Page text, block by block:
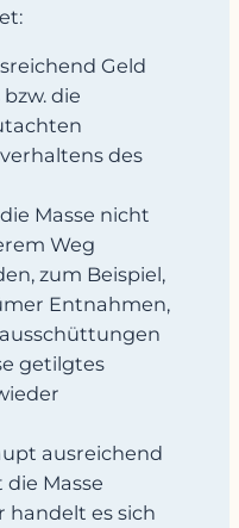
Geld
die
des
Masse nicht
Weg
zum Beispiel,
Entnahmen,
getilgtes
ausreichend
Masse
handelt es sich